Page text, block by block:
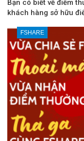
Bạn có biết về điểm
khách hàng sở hữu
FSHARE